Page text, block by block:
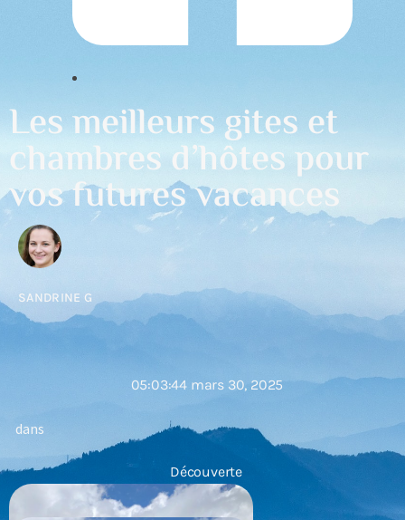
Les meilleurs gites et
chambres d’hôtes pour
vos futures vacances
SANDRINE G
05:03:44 mars 30, 2025
dans
Découverte